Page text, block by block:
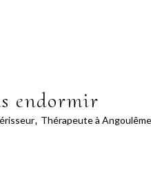
endormir
, Thérapeute à Angoulême